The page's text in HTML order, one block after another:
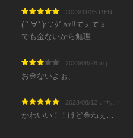
2023/11/25 REN
( ﾟ∀ﾟ):∵ｸﾞﾊｯ!!てぇてぇ...
でも金ないから無理...
2023/08/28 infj
お金ないよぉ、
2023/08/12 いちご
かわいい！！けど金ねぇ…